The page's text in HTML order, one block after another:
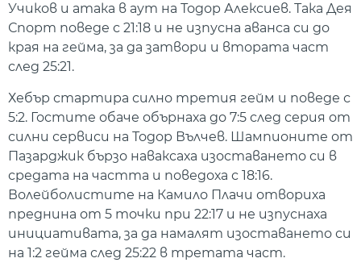
Учиков и атака в аут на Тодор Алексиев. Така Дея
Спорт поведе с 21:18 и не изпусна аванса си до
края на гейма, за да затвори и втората част
след 25:21.
Хебър стартира силно третия гейм и поведе с
5:2. Гостите обаче обърнаха до 7:5 след серия от
силни сервиси на Тодор Вълчев. Шампионите от
Пазарджик бързо наваксаха изоставането си в
средата на частта и поведоха с 18:16.
Волейболистите на Камило Плачи отвориха
преднина от 5 точки при 22:17 и не изпуснаха
инициативата, за да намалят изоставането си
на 1:2 гейма след 25:22 в третата част.